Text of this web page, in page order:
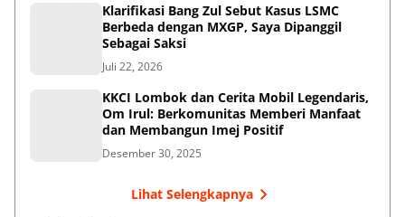
Klarifikasi Bang Zul Sebut Kasus LSMC
Berbeda dengan MXGP, Saya Dipanggil
Sebagai Saksi
Juli 22, 2026
KKCI Lombok dan Cerita Mobil Legendaris,
Om Irul: Berkomunitas Memberi Manfaat
dan Membangun Imej Positif
Desember 30, 2025
Lihat Selengkapnya